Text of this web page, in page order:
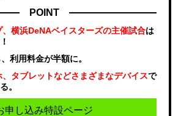
POINT
、横浜DeNAベイスターズの主催試合は
利用料金が半額に。
タブレットなどさまざまなデバイスで
。
申し込み特設ページ